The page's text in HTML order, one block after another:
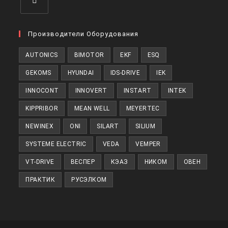
в
вкладке
Производители Оборудования
AUTONICS BIMOTOR EKF ESQ
GEKOMS HYUNDAI IDS-DRIVE IEK
INNOCONT INNOVERT INSTART INTEK
KIPPRIBOR MEAN WELL MEYERTEC
NEWINEX ONI SILART SILIUM
SYSTEME ELECTRIC VEDA VEMPER
VT-DRIVE ВЕСПЕР КЭАЗ НИКОМ ОВЕН
ПРАКТИК РУСЭЛКОМ